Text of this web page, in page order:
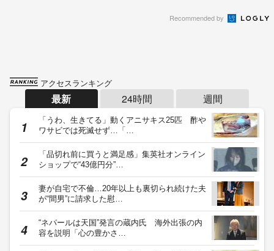
Recommended by
アクセスランキング
最新 24時間 週間
「うわ、生きてる」動くアニサキス25匹 酢や
ワサビでは死滅せず…「…
「品切れ前に買うと満足感」集英社オンライン
ショップで“43億円分”…
妻が自宅で不倫…20年以上も裏切られ続けた夫
が“間男”に請求した慰…
“ネパールは天国”発言の蔵内氏 海外出張の内
容を説明「心の豊かさ…